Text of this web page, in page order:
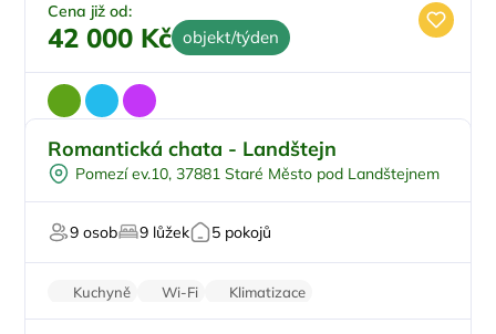
Cena již od:
42 000 Kč objekt/týden
Na samotě
Pro milovníky přírody
Romantická chata - Landštejn
Pomezí ev.10, 37881 Staré Město pod Landštejnem
9 osob 9 lůžek 5 pokojů
Kuchyně Wi-Fi
Klimatizace
Zvířata povolena
Pračka